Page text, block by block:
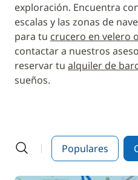
exploración. Encuentra
escalas y las zonas de
para tu crucero en velero
contactar a nuestros
reservar tu alquiler de
sueños.
Populares